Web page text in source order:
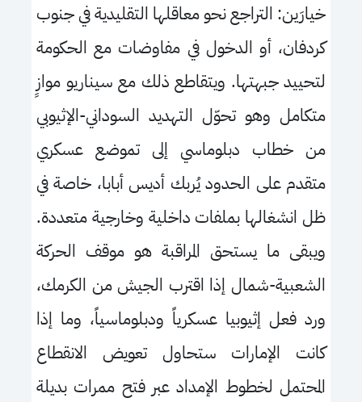
خيارَين: التراجع نحو معاقلها التقليدية في جنوب
كردفان، أو الدخول في مفاوضات مع الحكومة
لتحييد جبهتها. ويتقاطع ذلك مع سيناريو موازٍ
متكامل وهو تحوّل التهديد السوداني-الإثيوبي
من خطاب دبلوماسي إلى تموضع عسكري
متقدم على الحدود يُربك أديس أبابا، خاصة في
ظل انشغالها بملفات داخلية وخارجية متعددة.
ويبقى ما يستحق المراقبة هو موقف الحركة
الشعبية-شمال إذا اقترب الجيش من الكرمك،
ورد فعل إثيوبيا عسكرياً ودبلوماسياً، وما إذا
كانت الإمارات ستحاول تعويض الانقطاع
المحتمل لخطوط الإمداد عبر فتح ممرات بديلة